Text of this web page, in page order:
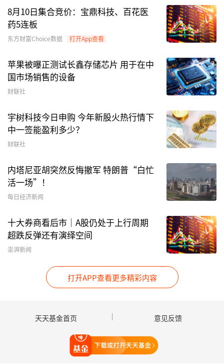
值得注意的是，上述规模扩容超百亿的ETF，普遍
具备业绩支撑，年初以来在市场中率先跑出亮眼表
现，成为资金集中流入的重要前提。
截至1月30日，今年以来，华安黄金ETF累计上涨
19.34%，南方中证申万有色金属ETF上涨
23.15%。与此同时，
华夏中证电网设备主题ETF
年内上涨16.16%， 国泰中证半导体材料设备主题
ETF上涨19.49%， 嘉实上证科创板芯片ETF上涨
18.13%。从整体表现看，相关ETF收益均为正，
阶段更偏向于向高弹性、高景气度方向集中。
进一步从指数层面观察，今年以来吸金较多的ETF
黄金9999、细分化
工、有色金属、半导体材料设备等方向，上述指数
1月内分别上涨19.39%、11.43%、23.37%、
19.91%，指数自身的强势表现，为ETF规模快速
扩张提供了直接动力。与以往部分年份不同，今年
以来，资金流入更集中于具备明确产业或价格逻辑
实现了产品规模的快速扩张。
ETF已成为主题行情的重要配置工具
8月10日集合竞价：宝鼎科技、百花医
药5连板
东方财富Choice数据 打开App查看
苹果被曝正测试长鑫存储芯片 用于在中
国市场销售的设备
财联社
宇树科技今日申购 今年新股火热行情下
中一签能盈利多少？
财联社
内塔尼亚胡突然反悔撤军 特朗普“白忙
活一场”！
每日经济新闻
十大券商看后市｜A股仍处于上行周期
超跌反弹还有演绎空间
澎湃新闻
打开APP查看更多精彩内容
天天基金首页 意见反馈
打开天天基金